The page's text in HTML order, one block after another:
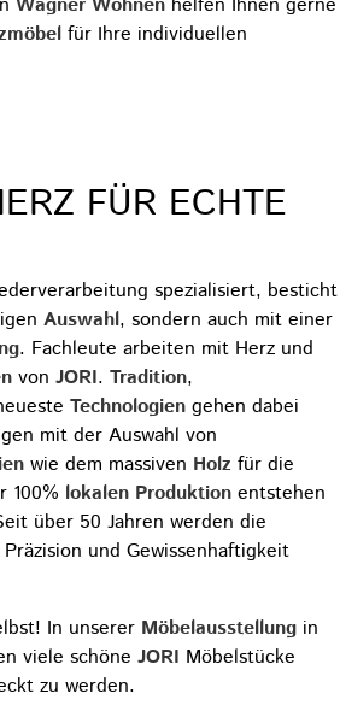
für Ihre individuellen
FÜR ECHTE
spezialisiert, besticht
Auswahl, sondern auch mit einer
. Fachleute arbeiten mit Herz und
von JORI. Tradition,
Technologien gehen dabei
mit der Auswahl von
wie dem massiven Holz für die
100% lokalen Produktion entstehen
über 50 Jahren werden die
und Gewissenhaftigkeit
In unserer Möbelausstellung in
viele schöne JORI Möbelstücke
zu werden.